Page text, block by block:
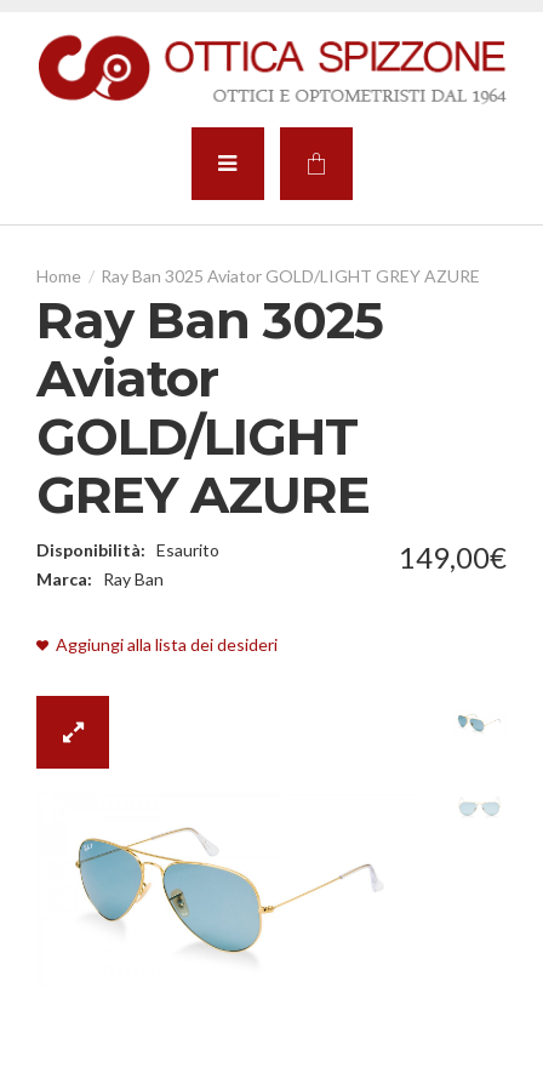
Ray Ban 3025 Aviator GOLD/LIGHT GREY AZURE
Ray Ban 3025
Aviator
GOLD/LIGHT
GREY AZURE
Disponibilità: Esaurito
Marca:
Ray Ban
149,00€
Aggiungi alla lista dei desideri